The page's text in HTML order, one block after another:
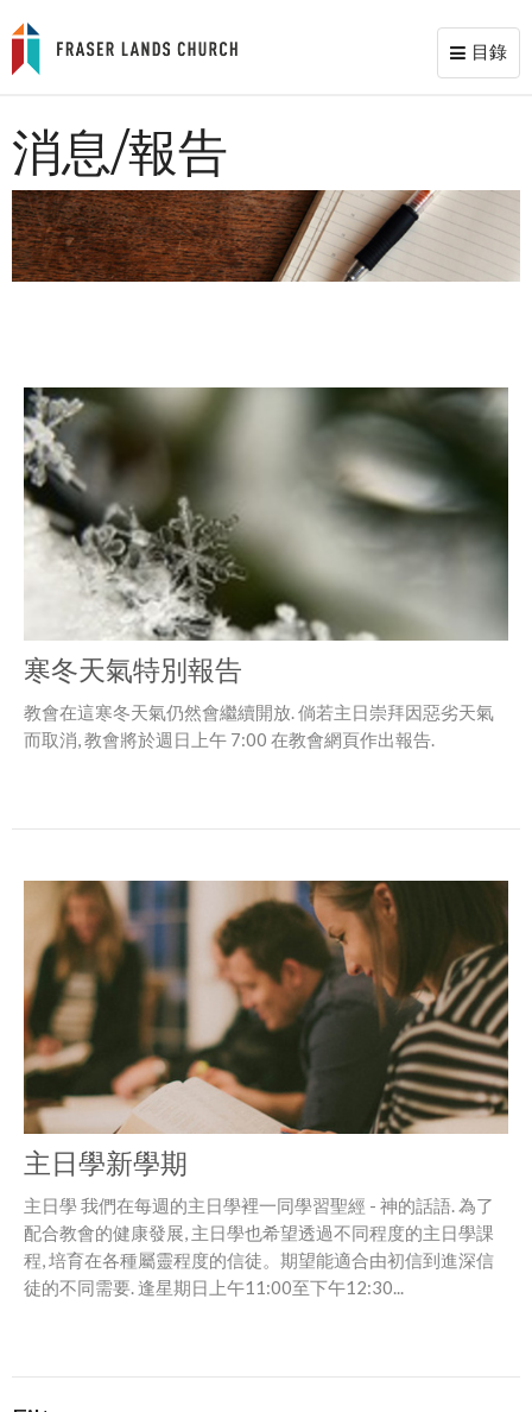
Toggle
目錄
消息/報告
寒冬天氣特別報告
教會在這寒冬天氣仍然會繼續開放. 倘若主日崇拜因惡劣天氣
而取消, 教會將於週日上午 7:00 在教會網頁作出報告.
主日學新學期
主日學 我們在每週的主日學裡一同學習聖經 - 神的話語. 為了
配合教會的健康發展, 主日學也希望透過不同程度的主日學課
程, 培育在各種屬靈程度的信徒。期望能適合由初信到進深信
徒的不同需要. 逢星期日上午11:00至下午12:30...